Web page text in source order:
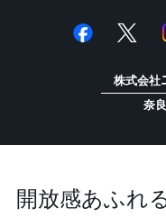
株式会社
奈
開放感あふれ